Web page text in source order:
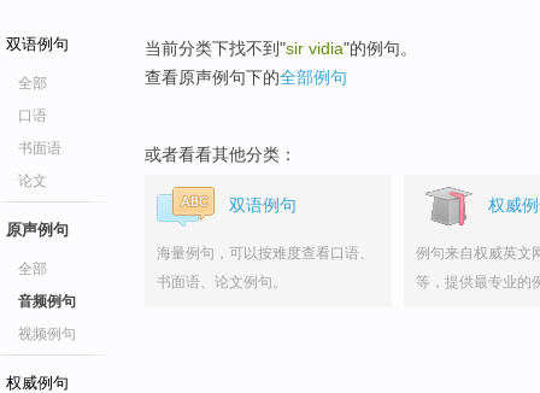
双语例句
全部
口语
书面语
论文
原声例句
全部
音频例句
视频例句
权威例句
当前分类下找不到"sir vidia"的例句。
查看原声例句下的全部例句
或者看看其他分类：
双语例句
海量例句，可以按难度查看口语、
书面语、论文例句。
权威
例句来自权威英文
等，提供最专业的